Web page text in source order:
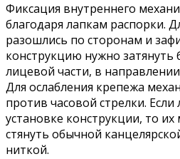
Фиксация внутреннего
благодаря лапкам распорки.
разошлись по сторонам и
конструкцию нужно затянуть
лицевой части, в
Для ослабления крепежа
против часовой стрелки.
установке конструкции, то
стянуть обычной
ниткой.